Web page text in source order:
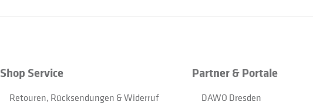
Shop Service
Retouren, Rücksendungen & Widerruf
Partner & Portale
DAWO Dresden